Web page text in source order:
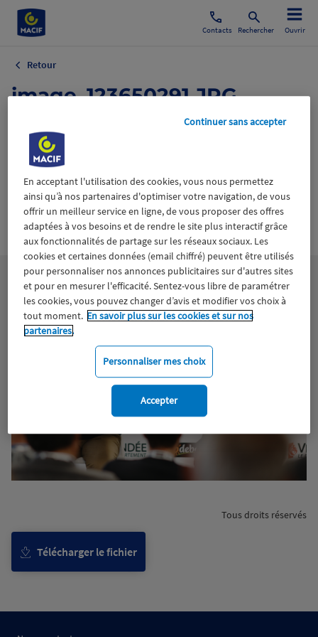
Contacts Rechercher Ouvrir
Retour
image_123650291.JPG
Certifié avec Wiztrust
trusted
sources
Télécharger le fichier
Tous droits réservés
En acceptant l'utilisation des cookies, vous nous permettez
ainsi qu’à nos partenaires d'optimiser votre navigation, de vous
offrir un meilleur service en ligne, de vous proposer des offres
adaptées à vos besoins et de rendre le site plus interactif grâce
aux fonctionnalités de partage sur les réseaux sociaux. Les
cookies et certaines données (email chiffré) peuvent être utilisés
pour personnaliser nos annonces publicitaires sur d'autres sites
et pour en mesurer l'efficacité. Sentez-vous libre de paramétrer
les cookies, vous pouvez changer d’avis et modifier vos choix à
tout moment. En savoir plus sur les cookies et sur nos
partenaires.
Personnaliser mes choix
Continuer sans accepter
Accepter